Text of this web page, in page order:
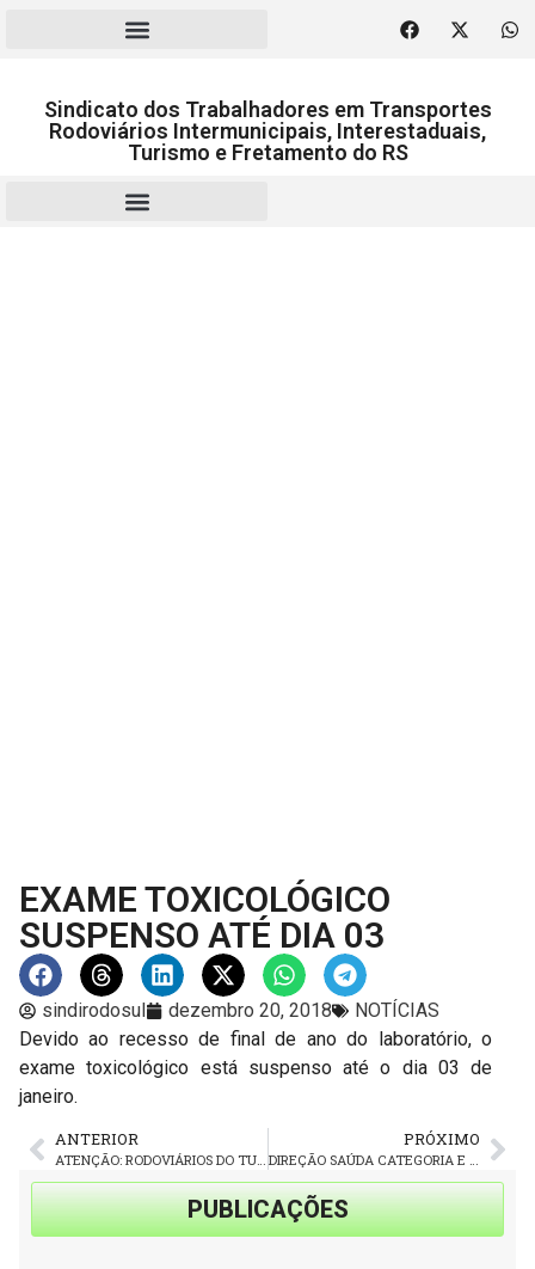
Sindicato dos Trabalhadores em Transportes
Rodoviários Intermunicipais, Interestaduais,
Turismo e Fretamento do RS
EXAME TOXICOLÓGICO
SUSPENSO ATÉ DIA 03
sindirodosul dezembro 20, 2018
NOTÍCIAS
Devido ao recesso de final de ano do laboratório, o
exame toxicológico está suspenso até o dia 03 de
janeiro.
ANTERIOR
ATENÇÃO: RODOVIÁRIOS DO TURISMO E FRETAMENTO TÊM ASSEMBLEIA SEGUNDA-FEIRA
PRÓXIMO
DIREÇÃO SAÚDA CATEGORIA E FAZ BALANÇO POSITIVO DE 2018
PUBLICAÇÕES